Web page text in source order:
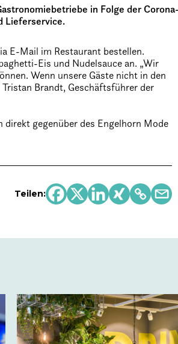
in Folge der
Lieferservice.
E-Mail im Restaurant bestellen.
Eis und Nudelsauce an. „Wir
Wenn unsere Gäste nicht in den
Brandt, Geschäftsführer der
direkt gegenüber des Engelhorn Mode
Teilen: